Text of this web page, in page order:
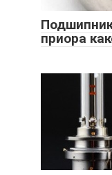
приора